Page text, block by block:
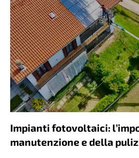
Impianti fotovoltaici:
manutenzione e della